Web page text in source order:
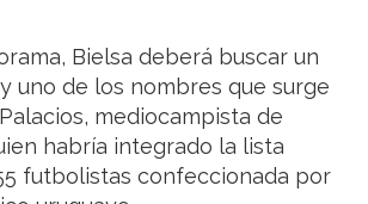
Bielsa deberá buscar un
uno de los nombres que surge
mediocampista de
habría integrado la lista
futbolistas confeccionada por